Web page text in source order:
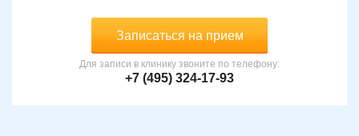
Записаться на прием
Для записи в клинику звоните по телефону:
+7 (495) 324-17-93